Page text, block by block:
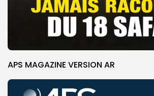
APS MAGAZINE VERSION AR